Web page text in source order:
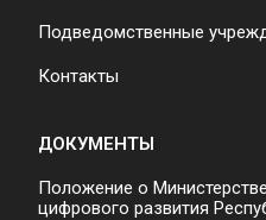
Подведомственные
Контакты
ДОКУМЕНТЫ
Положение о
цифрового развития